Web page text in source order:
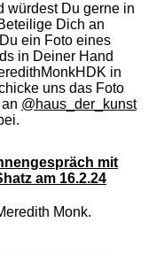
würdest Du gerne in
Dich an
ein Foto eines
in Deiner Hand
in
uns das Foto
@haus_der_kunst
mit
am 16.2.24
Monk.